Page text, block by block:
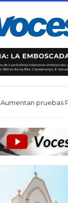
Aumentan pruebas